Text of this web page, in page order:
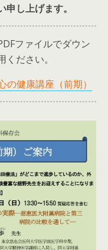
し上げます。
ファイルでダウン
ださい。
の健康講座（前期）